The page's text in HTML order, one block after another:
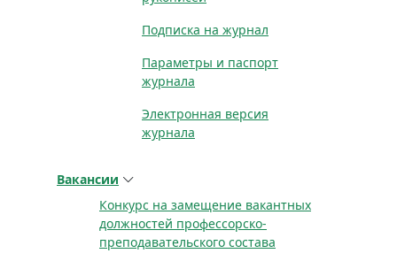
Подписка на журнал
Параметры и паспорт
журнала
Электронная версия
журнала
Вакансии
Конкурс на замещение вакантных
должностей профессорско-
преподавательского состава